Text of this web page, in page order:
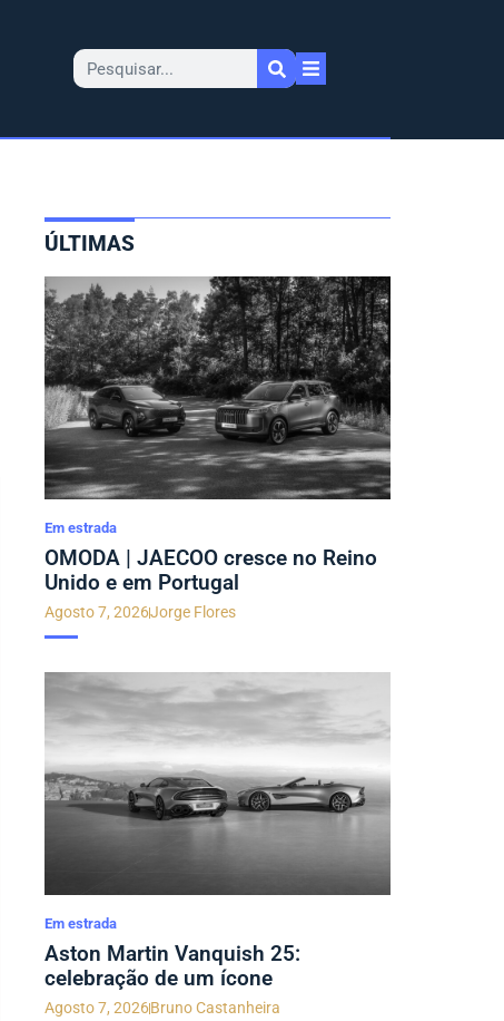
ÚLTIMAS
Em estrada
OMODA | JAECOO cresce no Reino
Unido e em Portugal
Agosto 7, 2026Jorge Flores
Em estrada
Aston Martin Vanquish 25:
celebração de um ícone
Agosto 7, 2026Bruno Castanheira